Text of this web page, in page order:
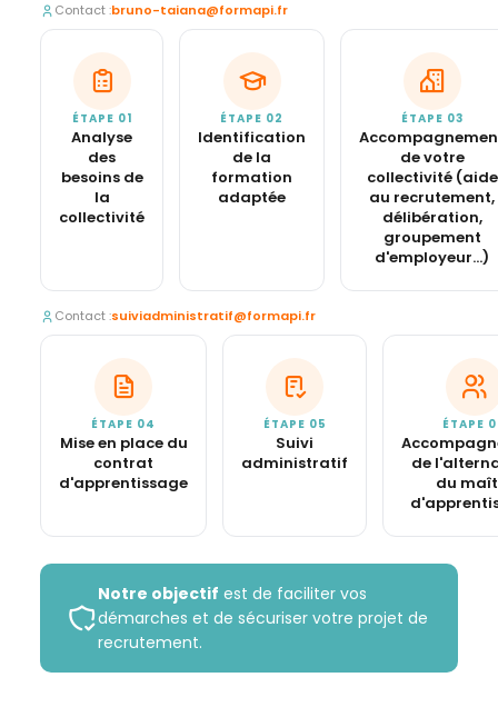
Contact :bruno-taiana@formapi.fr
ÉTAPE 01
Analyse
des
besoins de
la
collectivité
ÉTAPE 02
Identification
de la
formation
adaptée
ÉTAPE 03
de votre
collectivité (aide
au recrutement,
délibération,
groupement
d'employeur…)
Contact :suiviadministratif@formapi.fr
ÉTAPE 04
Mise en place du
contrat
d'apprentissage
ÉTAPE 05
Suivi
administratif
ÉTAPE
de
du
Notre objectif est de faciliter vos
démarches et de sécuriser votre projet de
recrutement.